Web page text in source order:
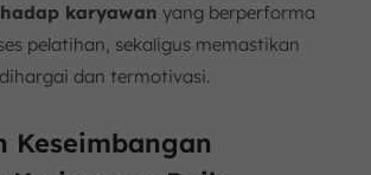
karyawan yang berperforma
pelatihan, sekaligus memastikan
dan termotivasi.
Keseimbangan